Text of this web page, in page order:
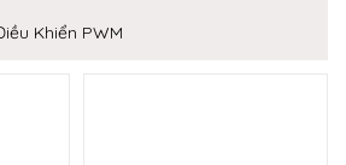
Khiển PWM